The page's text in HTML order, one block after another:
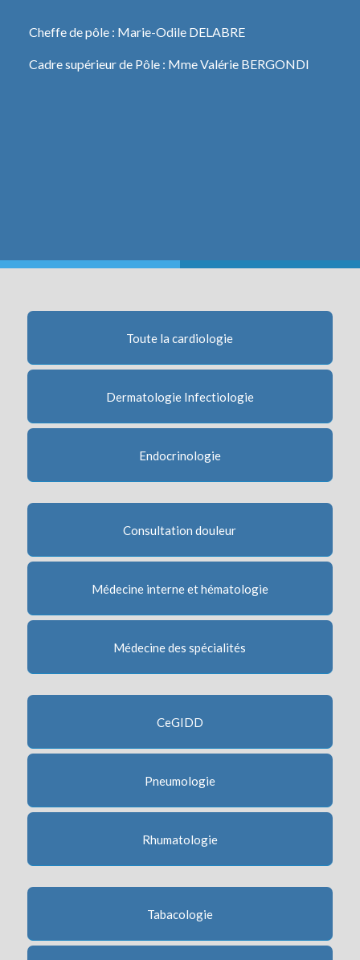
Cheffe de pôle : Marie-Odile DELABRE
Cadre supérieur de Pôle : Mme Valérie BERGONDI
Toute la cardiologie
Dermatologie Infectiologie
Endocrinologie
Consultation douleur
Médecine interne et hématologie
Médecine des spécialités
CeGIDD
Pneumologie
Rhumatologie
Tabacologie